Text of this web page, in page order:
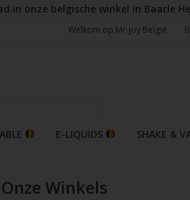
in onze belgische winkel in Baarle
Welkom op Mr-Joy België
E-LIQUIDS SHAKE &
Onze Winkels